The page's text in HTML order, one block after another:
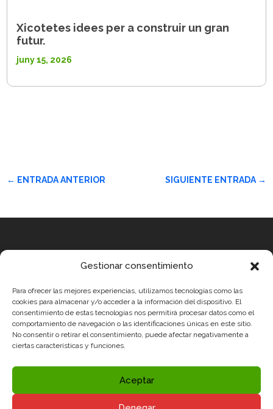
Gestionar consentimiento
Para ofrecer las mejores experiencias, utilizamos tecnologías como las
cookies para almacenar y/o acceder a la información del dispositivo. El
consentimiento de estas tecnologías nos permitirá procesar datos como el
comportamiento de navegación o las identificaciones únicas en este sitio.
No consentir o retirar el consentimiento, puede afectar negativamente a
ciertas características y funciones.
Aceptar
Xicotetes idees per a construir un gran
futur.
juny 15, 2026
← ENTRADA ANTERIOR SIGUIENTE ENTRADA→
Equip
ROBOTIX CASTELLÓN
INGENIOOS VALENCIA
CERCA ALICANTE
Condicions legals
Politica de Privavadesa i Avís legal
Politica de Cookies